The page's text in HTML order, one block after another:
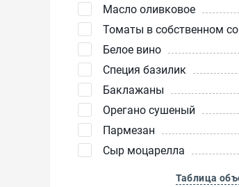
Масло оливковое
Томаты в собственном
Белое вино
Специя базилик
Баклажаны
Орегано сушеный
Пармезан
Сыр моцарелла
Таблица